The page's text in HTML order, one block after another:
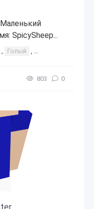
SpicySheep...
, Голый , голая
803 0